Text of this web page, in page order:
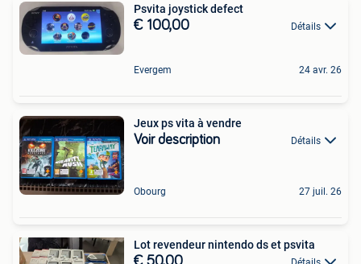
Psvita joystick defect
€ 100,00 Détails
Evergem 24 avr. 26
Jeux ps vita à vendre
Voir description Détails
Obourg 27 juil. 26
Lot revendeur nintendo ds et psvita